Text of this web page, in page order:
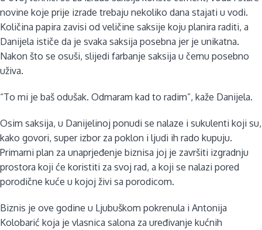
novine koje prije izrade trebaju nekoliko dana stajati u vodi.
Količina papira zavisi od veličine saksije koju planira raditi, a
Danijela ističe da je svaka saksija posebna jer je unikatna.
Nakon što se osuši, slijedi farbanje saksija u čemu posebno
uživa.
“To mi je baš odušak. Odmaram kad to radim”, kaže Danijela.
Osim saksija, u Danijelinoj ponudi se nalaze i sukulenti koji su,
kako govori, super izbor za poklon i ljudi ih rado kupuju.
Primarni plan za unaprjeđenje biznisa joj je završiti izgradnju
prostora koji će koristiti za svoj rad, a koji se nalazi pored
porodične kuće u kojoj živi sa porodicom.
Biznis je ove godine u Ljubuškom pokrenula i Antonija
Kolobarić koja je vlasnica salona za uređivanje kućnih